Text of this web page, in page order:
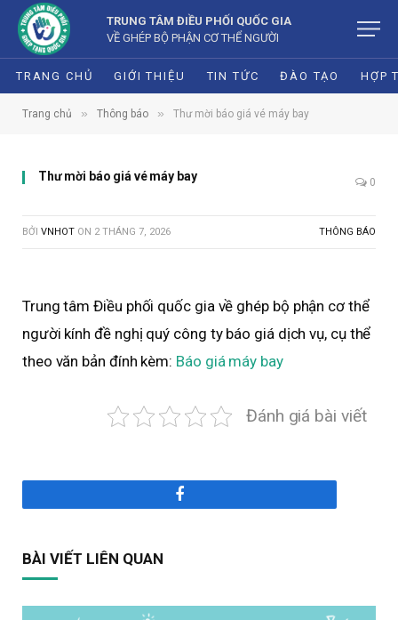
TRUNG TÂM ĐIỀU PHỐI QUỐC GIA
VỀ GHÉP BỘ PHẬN CƠ THỂ NGƯỜI
TRANG CHỦ GIỚI THIỆU TIN TỨC ĐÀO TẠO HỢP
Trang chủ » Thông báo » Thư mời báo giá vé máy bay
Thư mời báo giá vé máy bay 0
BỞI VNHOT ON 2 THÁNG 7, 2026 THÔNG BÁO
Trung tâm Điều phối quốc gia về ghép bộ phận cơ thể
người kính đề nghị quý công ty báo giá dịch vụ, cụ thể
theo văn bản đính kèm: Báo giá máy bay
Đánh giá bài viết
Facebook
BÀI VIẾT LIÊN QUAN